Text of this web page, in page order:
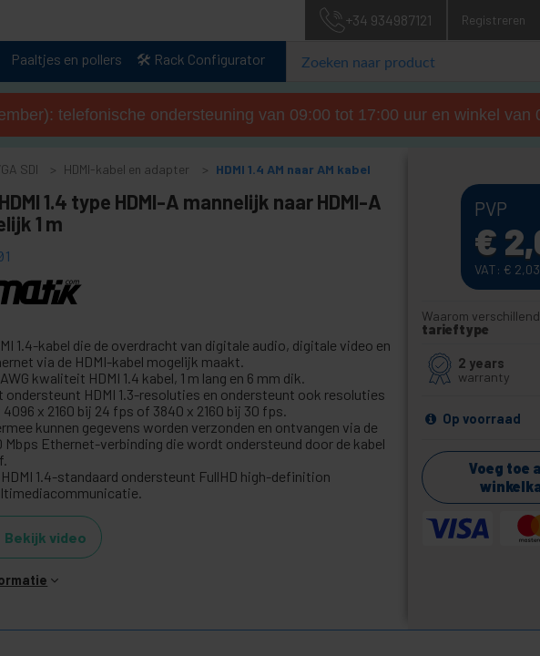
+34 934987121 Registreren
Paaltjes en pollers 🛠️ Rack Configurator
telefonische ondersteuning van 09:00 tot 17:00 uur en winkel van
SDI HDMI-kabel en adapter HDMI 1.4 AM naar AM kabel
1.4 type HDMI-A mannelijk naar HDMI-A
1 m
1.4-kabel die de overdracht van digitale audio, digitale video en
via de HDMI-kabel mogelijk maakt.
kwaliteit HDMI 1.4 kabel, 1 m lang en 6 mm dik.
ondersteunt HDMI 1.3-resoluties en ondersteunt ook resoluties
x 2160 bij 24 fps of 3840 x 2160 bij 30 fps.
kunnen gegevens worden verzonden en ontvangen via de
Mbps Ethernet-verbinding die wordt ondersteund door de kabel
HDMI 1.4-standaard ondersteunt FullHD high-definition
Bekijk video
PVP
€
VAT: € 2,03
Waarom
tarieftype
2 years
warranty
Op voorraad
Voeg toe